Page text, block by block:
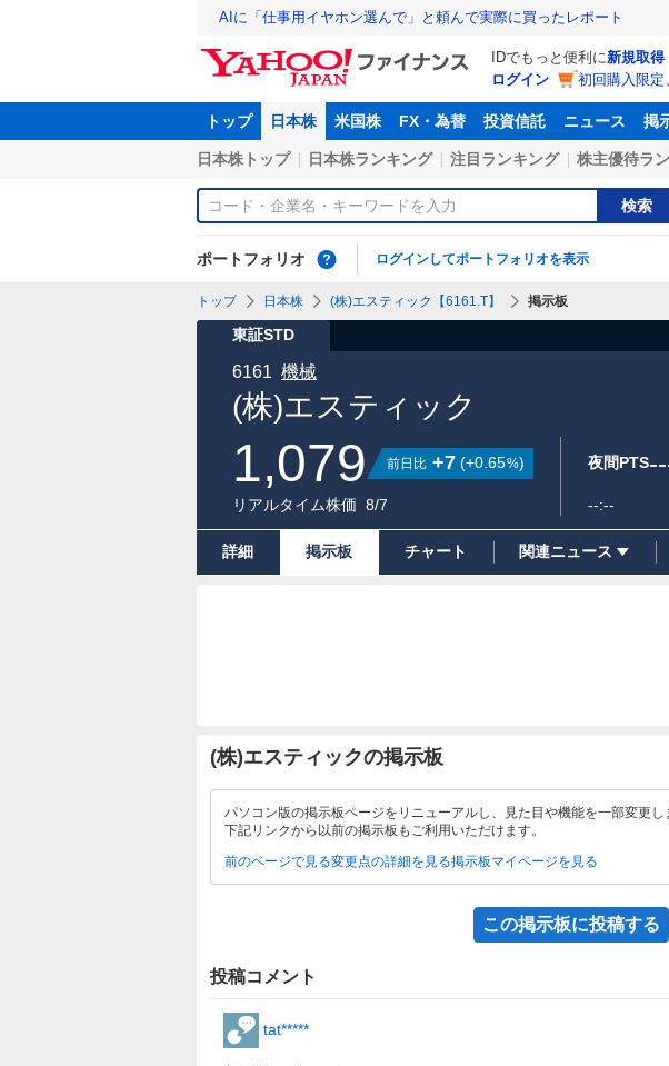
AIに「仕事用イヤホン選んで」と頼んで実際に買ったレポート
IDでもっと便利に新規取得
ログイン
初回購入限定
トップ 日本株 米国株 FX・為替 投資信託 ニュース 掲
日本株トップ 日本株ランキング 注目ランキング 株主優待ラ
検索
ポートフォリオ ログインしてポートフォリオを表示
トップ 日本株 (株)エスティック【6161.T】 掲示板
東証STD
(株)エスティック
6161 機械
1,079 前日比 +7 (+0.65%)
リアルタイム株価 8/7
夜間PTS
--:--
詳細 掲示板 チャート 関連ニュース
(株)エスティックの掲示板
パソコン版の掲示板ページをリニューアルし、見た目や機能を一部変更し
下記リンクから以前の掲示板もご利用いただけます。
前のページで見る変更点の詳細を見る掲示板マイページを見る
この掲示板に投稿する
投稿コメント
tat*****